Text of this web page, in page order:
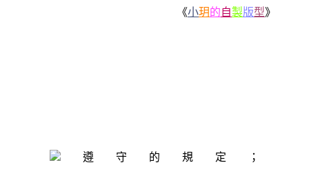
《小玥的自製版型》
遵 守 的 規 定 ；